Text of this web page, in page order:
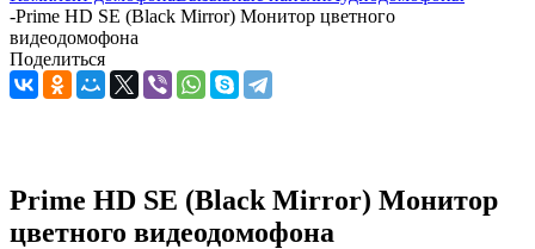
-Prime HD SE (Black Mirror) Монитор цветного
видеодомофона
Поделиться
Prime HD SE (Black Mirror) Монитор
цветного видеодомофона